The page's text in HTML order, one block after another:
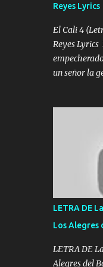
Tomense un
empezamos
(Music) A
atora Pero
pasado
es...
Reyes Lyrics
El Cali 4
Reyes Lyrics
un señor la
reglas no
orden nos
con Alto
peleam0s
con los
blancas ya
se le extraña
DE LA
LETRA DE
Los Alegres
LETRA DE
Alegres del